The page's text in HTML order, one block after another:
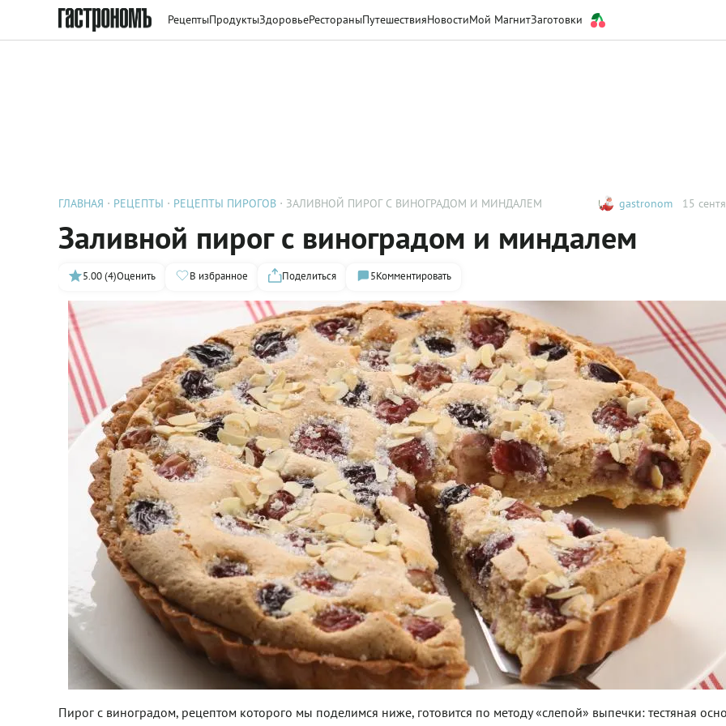
РецептыПродуктыЗдоровьеРестораныПутешествияНовостиМой МагнитЗаготовки
ГЛАВНАЯ РЕЦЕПТЫ РЕЦЕПТЫ ПИРОГОВ ЗАЛИВНОЙ ПИРОГ С ВИНОГРАДОМ И МИНДАЛЕМ gastronom 15
Заливной пирог с виноградом и миндалем
5.00 (4)Оценить В избранное Поделиться 5Комментировать
Пирог с виноградом, рецептом которого мы поделимся ниже, готовится по методу «слепой» выпечки: тестяная